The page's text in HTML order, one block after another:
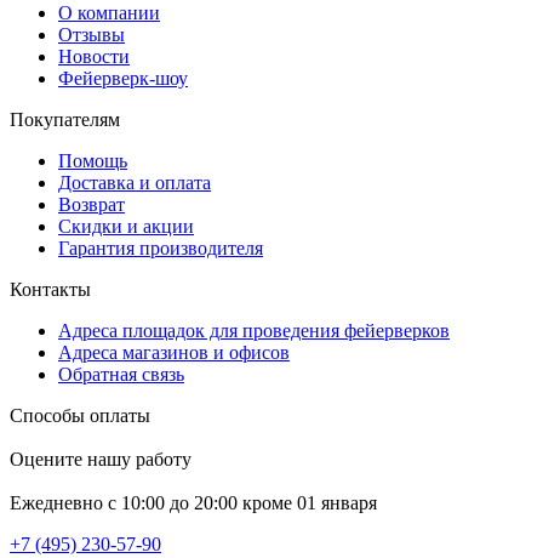
О компании
Отзывы
Новости
Фейерверк-шоу
Покупателям
Помощь
Доставка и оплата
Возврат
Скидки и акции
Гарантия производителя
Контакты
Адреса площадок для проведения фейерверков
Адреса магазинов и офисов
Обратная связь
Способы оплаты
Оцените нашу работу
Ежедневно с 10:00 до 20:00 кроме 01 января
+7 (495) 230-57-90